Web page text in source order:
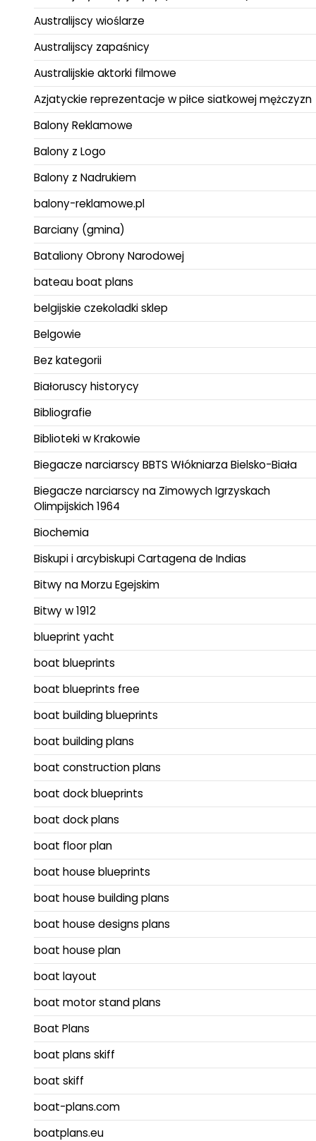
Australijscy wioślarze
Australijscy zapaśnicy
Australijskie aktorki filmowe
Azjatyckie reprezentacje w piłce siatkowej mężczyzn
Balony Reklamowe
Balony z Logo
Balony z Nadrukiem
balony-reklamowe.pl
Barciany (gmina)
Bataliony Obrony Narodowej
bateau boat plans
belgijskie czekoladki sklep
Belgowie
Bez kategorii
Białoruscy historycy
Bibliografie
Biblioteki w Krakowie
Biegacze narciarscy BBTS Włókniarza Bielsko-Biała
Biegacze narciarscy na Zimowych Igrzyskach
Olimpijskich 1964
Biochemia
Biskupi i arcybiskupi Cartagena de Indias
Bitwy na Morzu Egejskim
Bitwy w 1912
blueprint yacht
boat blueprints
boat blueprints free
boat building blueprints
boat building plans
boat construction plans
boat dock blueprints
boat dock plans
boat floor plan
boat house blueprints
boat house building plans
boat house designs plans
boat house plan
boat layout
boat motor stand plans
Boat Plans
boat plans skiff
boat skiff
boat-plans.com
boatplans.eu